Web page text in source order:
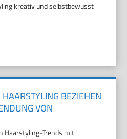
kreativ und selbstbewusst
BEZIEHEN
VON
Haarstyling-Trends mit